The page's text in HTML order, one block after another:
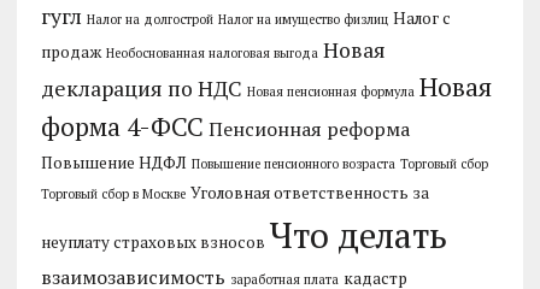
гугл Налог на долгострой Налог на имущество физлиц Налог с
продаж Необоснованная налоговая выгода Новая
декларация по НДС Новая пенсионная формула Новая
форма 4-ФСС Пенсионная реформа
Повышение НДФЛ Повышение пенсионного возраста Торговый сбор
Торговый сбор в Москве Уголовная ответственность за
неуплату страховых взносов Что делать
взаимозависимость заработная плата кадастр